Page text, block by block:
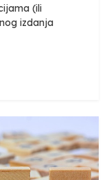
(ili
izdanja